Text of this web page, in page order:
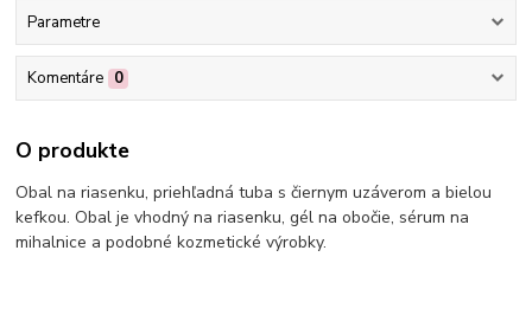
Parametre
Komentáre 0
O produkte
Obal na riasenku, priehľadná tuba s čiernym uzáverom a bielou
kefkou. Obal je vhodný na riasenku, gél na obočie, sérum na
mihalnice a podobné kozmetické výrobky.